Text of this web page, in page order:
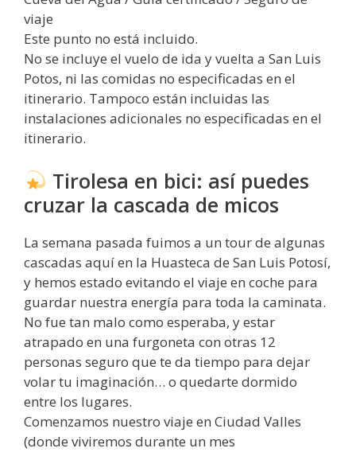
viaje
Este punto no está incluido.
No se incluye el vuelo de ida y vuelta a San Luis
Potos, ni las comidas no especificadas en el
itinerario. Tampoco están incluidas las
instalaciones adicionales no especificadas en el
itinerario.
Tirolesa en bici: así puedes
cruzar la cascada de micos
La semana pasada fuimos a un tour de algunas
cascadas aquí en la Huasteca de San Luis Potosí,
y hemos estado evitando el viaje en coche para
guardar nuestra energía para toda la caminata.
No fue tan malo como esperaba, y estar
atrapado en una furgoneta con otras 12
personas seguro que te da tiempo para dejar
volar tu imaginación… o quedarte dormido
entre los lugares.
Comenzamos nuestro viaje en Ciudad Valles
(donde viviremos durante un mes